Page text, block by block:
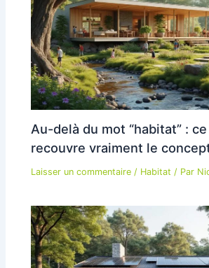
Au-delà du mot “habitat” :
recouvre vraiment le
Laisser un commentaire / Habitat / Par